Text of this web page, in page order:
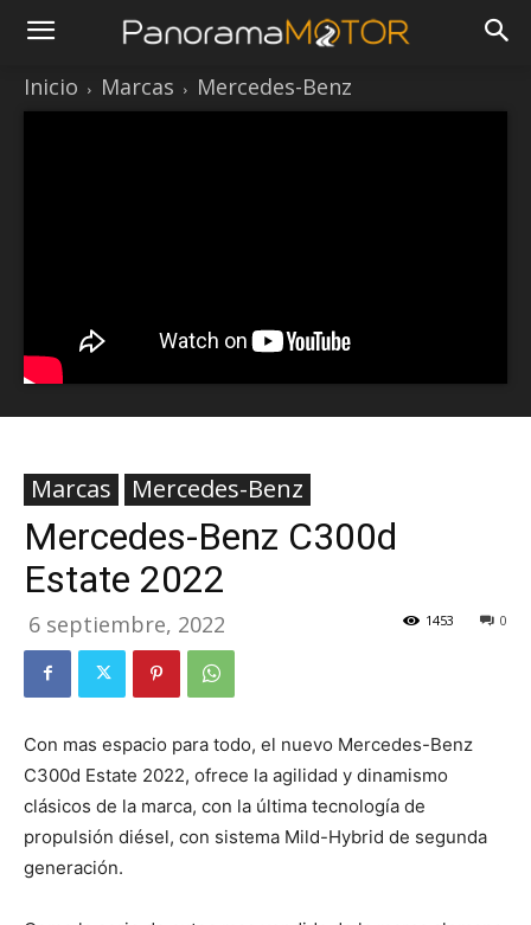
Inicio Marcas Mercedes-Benz
Marcas Mercedes-Benz
Mercedes-Benz C300d
Estate 2022
6 septiembre, 2022 0
1453
Con mas espacio para todo, el nuevo Mercedes-Benz
C300d Estate 2022, ofrece la agilidad y dinamismo
clásicos de la marca, con la última tecnología de
propulsión diésel, con sistema Mild-Hybrid de segunda
generación.